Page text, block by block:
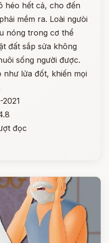
héo hết cả, cho đến
mềm ra. Loài ngưòi
nóng trong cơ thể
đất sắp sửa không
sống người được.
như lửa đốt, khiến mọi
2021
đọc